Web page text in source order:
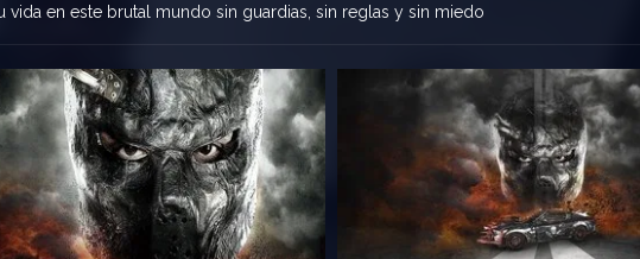
vida en este brutal mundo sin guardias, sin reglas y sin miedo